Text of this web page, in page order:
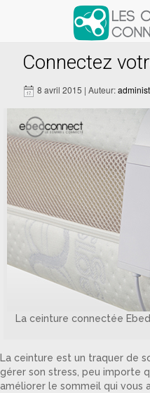
Articles avec le
Connectez
8 avril 2015 | Auteur:
La ceinture connectée
La ceinture est un traquer de
gérer son stress, peu importe
améliorer le sommeil qui vous